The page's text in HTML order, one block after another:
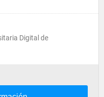
Digital de